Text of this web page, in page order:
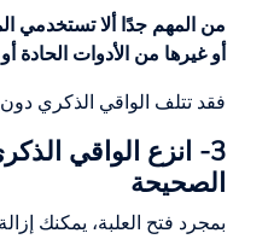
من المهم جدًا ألا تستخدمي
أو غيرها من الأدوات الحادة
فقد تتلف الواقي الذكري
3- انزع الواقي
الصحيحة
بمجرد فتح العلبة، يمكنك